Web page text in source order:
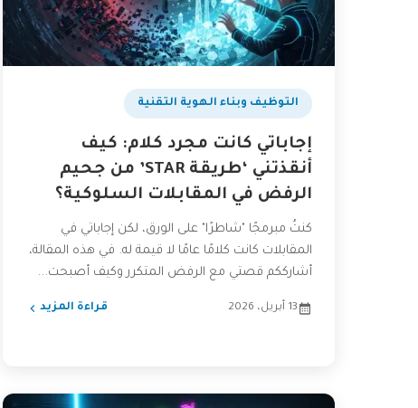
التوظيف وبناء الهوية التقنية
إجاباتي كانت مجرد كلام: كيف
أنقذتني ‘طريقة STAR’ من جحيم
الرفض في المقابلات السلوكية؟
كنتُ مبرمجًا "شاطرًا" على الورق، لكن إجاباتي في
المقابلات كانت كلامًا عامًا لا قيمة له. في هذه المقالة،
أشارككم قصتي مع الرفض المتكرر وكيف أصبحت...
13 أبريل، 2026 قراءة المزيد